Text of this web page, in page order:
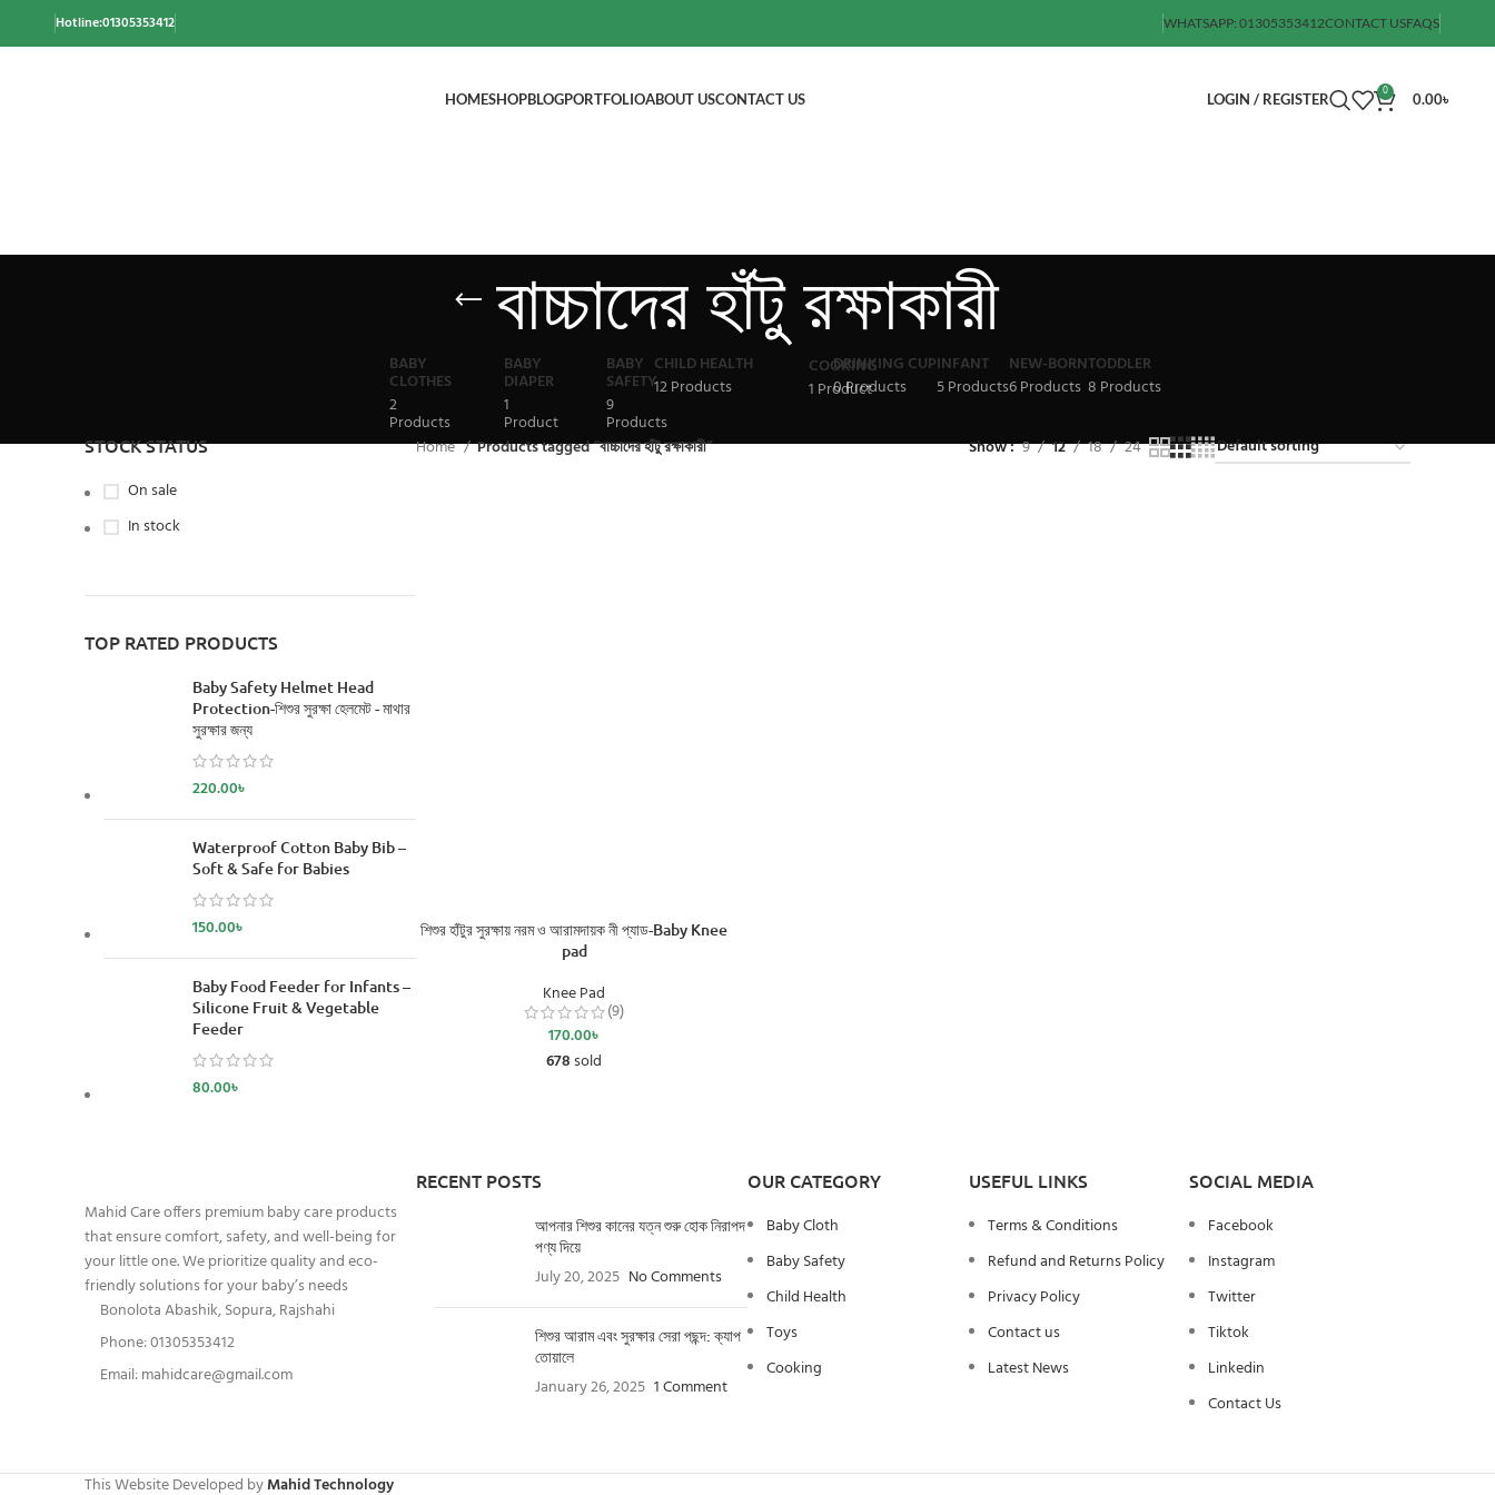
Hotline:01305353412 WHATSAPP: 01305353412CONTACT USFAQS
HOMESHOPBLOGPORTFOLIOABOUT USCONTACT US LOGIN / REGISTER 0 0.00৳
বাচ্চাদের হাঁটু রক্ষাকারী
BABY
CLOTHES
2
Products
BABY
DIAPER
1
Product
BABY
SAFETY
9
Products
CHILD HEALTH
12 Products
COOKING
1 Product
DRINKING CUP
0 Products
INFANT
5 Products
NEW-BORN
6 Products
TODDLER
8 Products
STOCK STATUS
On sale
In stock
TOP RATED PRODUCTS
Baby Safety Helmet Head
Protection-শিশুর সুরক্ষা হেলমেট - মাথার
সুরক্ষার জন্য
220.00৳
Waterproof Cotton Baby Bib –
Soft & Safe for Babies
150.00৳
Baby Food Feeder for Infants –
Silicone Fruit & Vegetable
Feeder
80.00৳
Home Products tagged “বাচ্চাদের হাঁটু রক্ষাকারী” Show 9 12 18 24
ADD TO CART
শিশুর হাঁটুর সুরক্ষায় নরম ও আরামদায়ক নী প্যাড-Baby Knee
pad
Knee Pad
(9)
170.00৳
678sold
Mahid Care offers premium baby care products
that ensure comfort, safety, and well-being for
your little one. We prioritize quality and eco-
friendly solutions for your baby’s needs
Bonolota Abashik, Sopura, Rajshahi
Phone: 01305353412
Email:mahidcare@gmail.com
RECENT POSTS
আপনার শিশুর কানের যত্ন শুরু হোক নিরাপদ
পণ্য দিয়ে
July 20, 2025 No Comments
শিশুর আরাম এবং সুরক্ষার সেরা পছন্দ: ক্যাপ
তোয়ালে
January 26, 2025 1 Comment
OUR CATEGORY
Baby Cloth
Baby Safety
Child Health
Toys
Cooking
USEFUL LINKS
Terms & Conditions
Refund and Returns Policy
Privacy Policy
Contact us
Latest News
SOCIAL MEDIA
Facebook
Instagram
Twitter
Tiktok
Linkedin
Contact Us
This Website Developed byMahid Technology